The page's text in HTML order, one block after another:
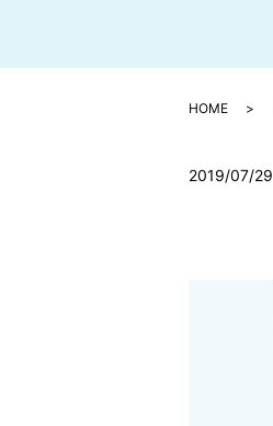
HOME
2019/07/29